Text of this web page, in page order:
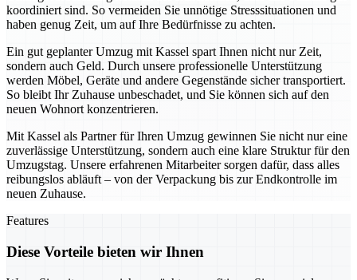
koordiniert sind. So vermeiden Sie unnötige Stresssituationen und
haben genug Zeit, um auf Ihre Bedürfnisse zu achten.
Ein gut geplanter Umzug mit Kassel spart Ihnen nicht nur Zeit,
sondern auch Geld. Durch unsere professionelle Unterstützung
werden Möbel, Geräte und andere Gegenstände sicher transportiert.
So bleibt Ihr Zuhause unbeschadet, und Sie können sich auf den
neuen Wohnort konzentrieren.
Mit Kassel als Partner für Ihren Umzug gewinnen Sie nicht nur eine
zuverlässige Unterstützung, sondern auch eine klare Struktur für den
Umzugstag. Unsere erfahrenen Mitarbeiter sorgen dafür, dass alles
reibungslos abläuft – von der Verpackung bis zur Endkontrolle im
neuen Zuhause.
Features
Diese Vorteile bieten wir Ihnen